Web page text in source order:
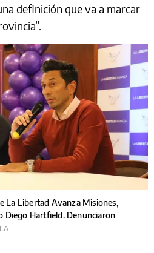
definición que va a marcar
La Libertad Avanza Misiones,
Diego Hartfield. Denunciaron